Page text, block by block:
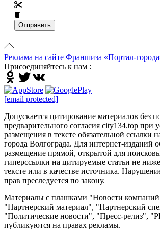
Отправить
Реклама на сайте Франшиза «Портал-
Присоединяйтесь к нам :
[email protected]
Допускается цитирование материалов без
предварительного согласия city134.top при
размещения в тексте обязательной ссылки
города Волгограда. Для интернет-изданий
размещение прямой, открытой для
гиперссылки на цитируемые статьи не ниже
тексте или в качестве источника.
прав преследуется по закону.
Материалы с плашками "Новости
"Партнерский материал", "Партнерский
"Политические новости", "Пресс-релиз",
публикуются на правах рекламы.